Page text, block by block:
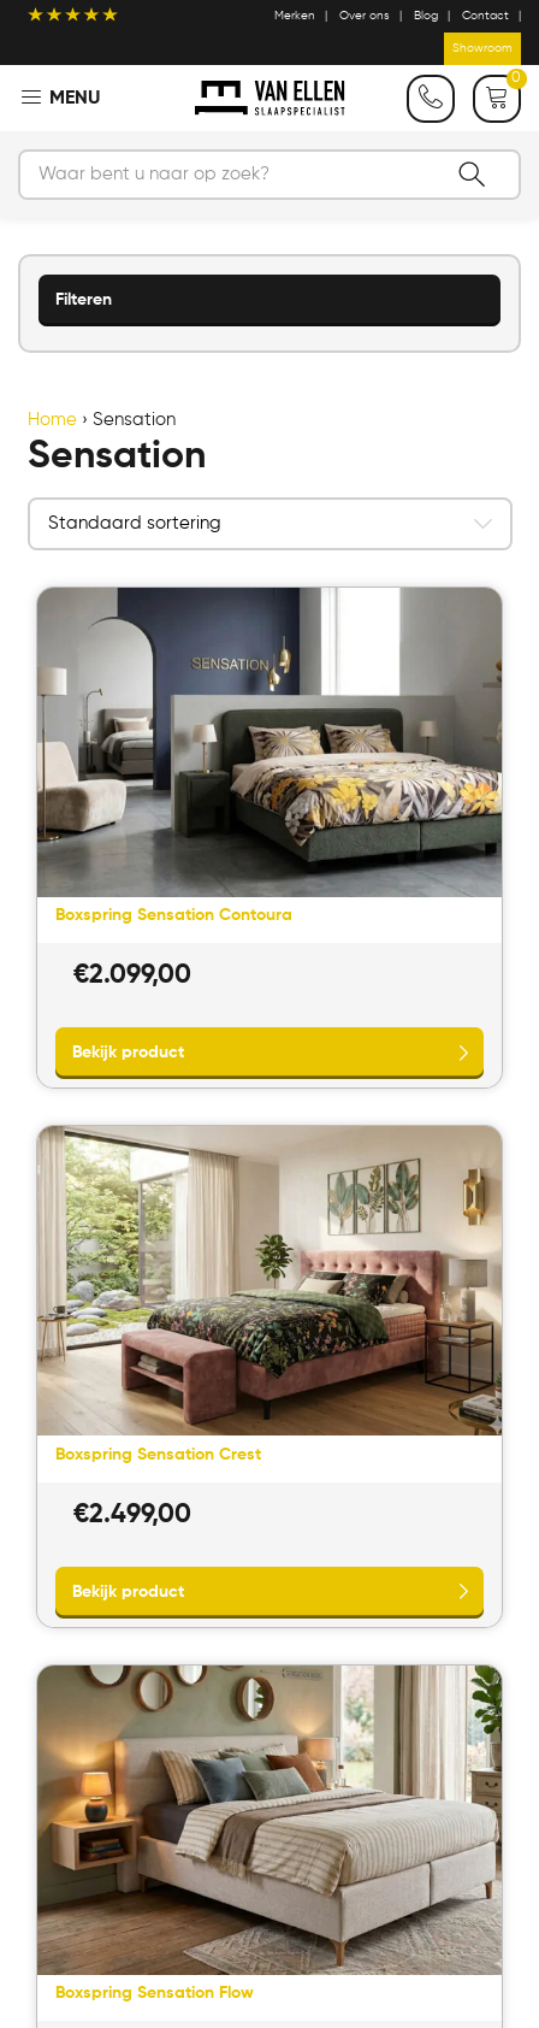
Merken Over ons Blog Contact
Showroom
0
Home› Sensation
Sensation
Boxspring Sensation Contoura
€2.099,00
Bekijk product
Boxspring Sensation Crest
€2.499,00
Bekijk product
Boxspring Sensation Flow